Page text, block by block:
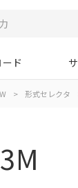
ド
> 形式セレクタ